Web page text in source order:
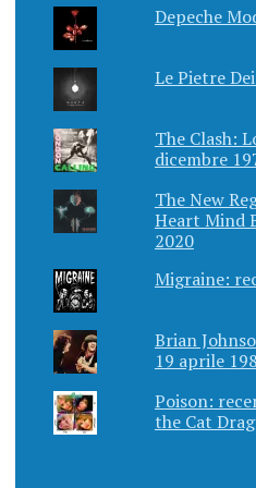
Depeche
Le Pietre
The Clash:
dicembre
The New
Heart Mind
2020
Migraine:
Brian
19 aprile
Poison:
the Cat